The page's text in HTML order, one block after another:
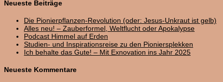
Neueste Beiträge
Die Pionierpflanzen-Revolution (oder: Jesus-Unkraut ist gelb)
Alles neu! – Zauberformel, Weltflucht oder Apokalypse
Podcast Himmel auf Erden
Studien- und Inspirationsreise zu den Pioniersplekken
Ich behalte das Gute! – Mit Exnovation ins Jahr 2025
Neueste Kommentare